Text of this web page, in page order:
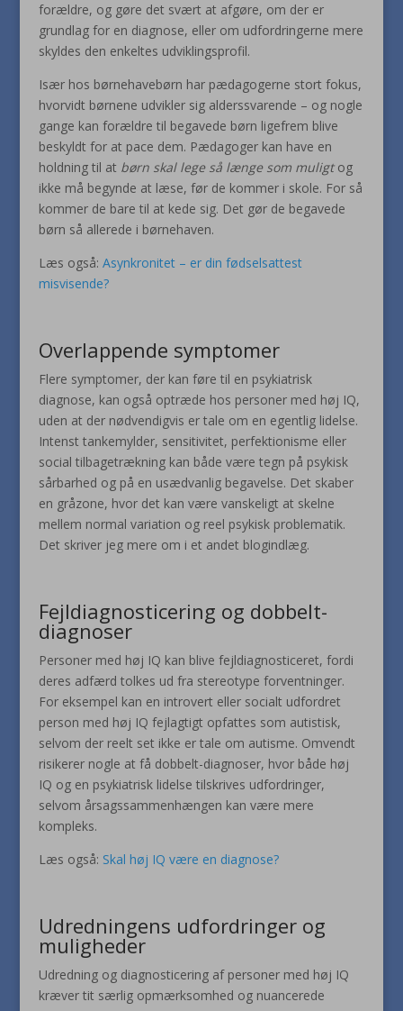
forældre, og gøre det svært at afgøre, om der er
grundlag for en diagnose, eller om udfordringerne mere
skyldes den enkeltes udviklingsprofil.
Især hos børnehavebørn har pædagogerne stort fokus,
hvorvidt børnene udvikler sig alderssvarende – og nogle
gange kan forældre til begavede børn ligefrem blive
beskyldt for at pace dem. Pædagoger kan have en
holdning til at børn skal lege så længe som muligtog
ikke må begynde at læse, før de kommer i skole. For så
kommer de bare til at kede sig. Det gør de begavede
børn så allerede i børnehaven.
Læs også: Asynkronitet – er din fødselsattest
misvisende?
Overlappende symptomer
Flere symptomer, der kan føre til en psykiatrisk
diagnose, kan også optræde hos personer med høj IQ,
uden at der nødvendigvis er tale om en egentlig lidelse.
Intenst tankemylder, sensitivitet, perfektionisme eller
social tilbagetrækning kan både være tegn på psykisk
sårbarhed og på en usædvanlig begavelse. Det skaber
en gråzone, hvor det kan være vanskeligt at skelne
mellem normal variation og reel psykisk problematik.
Det skriver jeg mere om i et andet blogindlæg.
Fejldiagnosticering og dobbelt-
diagnoser
Personer med høj IQ kan blive fejldiagnosticeret, fordi
deres adfærd tolkes ud fra stereotype forventninger.
For eksempel kan en introvert eller socialt udfordret
person med høj IQ fejlagtigt opfattes som autistisk,
selvom der reelt set ikke er tale om autisme. Omvendt
risikerer nogle at få dobbelt-diagnoser, hvor både høj
IQ og en psykiatrisk lidelse tilskrives udfordringer,
selvom årsagssammenhængen kan være mere
kompleks.
Læs også: Skal høj IQ være en diagnose?
Udredningens udfordringer og
muligheder
Udredning og diagnosticering af personer med høj IQ
kræver tit særlig opmærksomhed og nuancerede